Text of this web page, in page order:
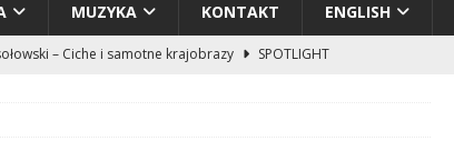
MUZYKA KONTAKT ENGLISH
– Ciche i samotne krajobrazy
SPOTLIGHT